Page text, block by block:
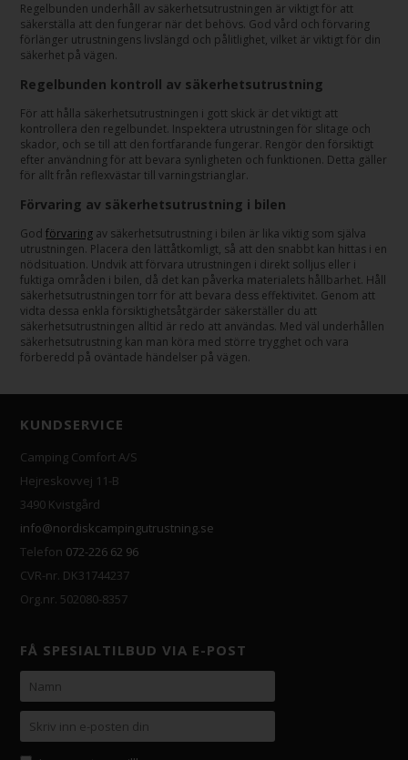
Regelbunden underhåll av säkerhetsutrustningen är viktigt för att
säkerställa att den fungerar när det behövs. God vård och förvaring
förlänger utrustningens livslängd och pålitlighet, vilket är viktigt för din
säkerhet på vägen.
Regelbunden kontroll av säkerhetsutrustning
För att hålla säkerhetsutrustningen i gott skick är det viktigt att
kontrollera den regelbundet. Inspektera utrustningen för slitage och
skador, och se till att den fortfarande fungerar. Rengör den försiktigt
efter användning för att bevara synligheten och funktionen. Detta gäller
för allt från reflexvästar till varningstrianglar.
Förvaring av säkerhetsutrustning i bilen
Godförvaring av säkerhetsutrustning i bilen är lika viktig som själva
utrustningen. Placera den lättåtkomligt, så att den snabbt kan hittas i en
nödsituation. Undvik att förvara utrustningen i direkt solljus eller i
fuktiga områden i bilen, då det kan påverka materialets hållbarhet. Håll
säkerhetsutrustningen torr för att bevara dess effektivitet. Genom att
vidta dessa enkla försiktighetsåtgärder säkerställer du att
säkerhetsutrustningen alltid är redo att användas. Med väl underhållen
säkerhetsutrustning kan man köra med större trygghet och vara
förberedd på oväntade händelser på vägen.
KUNDSERVICE
Camping Comfort A/S
Hejreskovvej 11-B
3490 Kvistgård
info@nordiskcampingutrustning.se
Telefon 072-226 62 96
CVR-nr. DK31744237
Org.nr. 502080-8357
FÅ SPESIALTILBUD VIA E-POST